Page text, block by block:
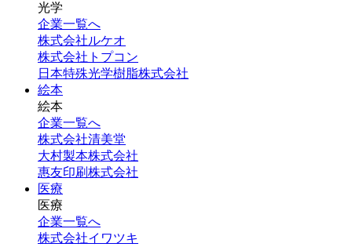
光学
企業一覧へ
株式会社ルケオ
株式会社トプコン
日本特殊光学樹脂株式会社
絵本
絵本
企業一覧へ
株式会社清美堂
大村製本株式会社
惠友印刷株式会社
医療
医療
企業一覧へ
株式会社イワツキ